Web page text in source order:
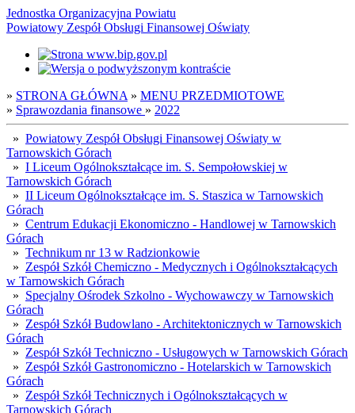
Jednostka Organizacyjna Powiatu
Powiatowy Zespół Obsługi Finansowej Oświaty
» STRONA GŁÓWNA » MENU PRZEDMIOTOWE
» Sprawozdania finansowe » 2022
» Powiatowy Zespół Obsługi Finansowej Oświaty w
Tarnowskich Górach
» I Liceum Ogólnokształcące im. S. Sempołowskiej w
Tarnowskich Górach
» II Liceum Ogólnokształcące im. S. Staszica w Tarnowskich
Górach
» Centrum Edukacji Ekonomiczno - Handlowej w Tarnowskich
Górach
» Technikum nr 13 w Radzionkowie
» Zespół Szkół Chemiczno - Medycznych i Ogólnokształcących
w Tarnowskich Górach
» Specjalny Ośrodek Szkolno - Wychowawczy w Tarnowskich
Górach
» Zespół Szkół Budowlano - Architektonicznych w Tarnowskich
Górach
» Zespół Szkół Techniczno - Usługowych w Tarnowskich Górach
» Zespół Szkół Gastronomiczno - Hotelarskich w Tarnowskich
Górach
» Zespół Szkół Technicznych i Ogólnokształcących w
Tarnowskich Górach